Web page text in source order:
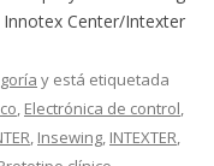
Innotex Center/Intexter
y está etiquetada
, Electrónica de control,
, Insewing, INTEXTER,